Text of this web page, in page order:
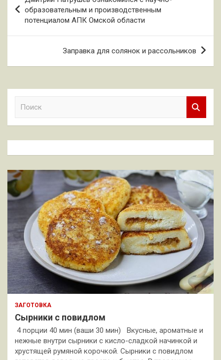
по
записям
образовательным и производственным
потенциалом АПК Омской области
Заправка для солянок и рассольников
к
ЗАГОТОВКА
Сырники с повидлом
4 порции 40 мин (ваши 30 мин) Вкусные, ароматные и
нежные внутри сырники с кисло-сладкой начинкой и
хрустящей румяной корочкой. Сырники с повидлом